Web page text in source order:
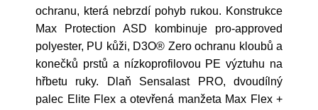
ochranu, která nebrzdí pohyb rukou. Konstrukce
Max Protection ASD kombinuje pro-approved
polyester, PU kůži, D3O® Zero ochranu kloubů a
konečků prstů a nízkoprofilovou PE výztuhu na
hřbetu ruky. Dlaň Sensalast PRO, dvoudílný
palec Elite Flex a otevřená manžeta Max Flex +